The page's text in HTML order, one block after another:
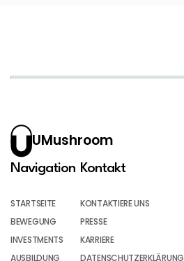
UMushroom
Navigation
STARTSEITE
BEWEGUNG
INVESTMENTS
AUSBILDUNG
Kontakt
KONTAKTIERE UNS
PRESSE
KARRIERE
DATENSCHUTZERKLÄRUNG